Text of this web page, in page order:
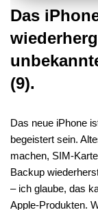
Das
(9).
Das neue iPhone
begeistert sein.
machen, SIM-
Backup
– ich glaube, das
Apple-Produkten.